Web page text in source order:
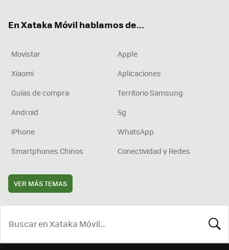
En Xataka Móvil hablamos de...
Movistar
Apple
Xiaomi
Aplicaciones
Guías de compra
Territorio Samsung
Android
5g
iPhone
WhatsApp
Smartphones Chinos
Conectividad y Redes
VER MÁS TEMAS